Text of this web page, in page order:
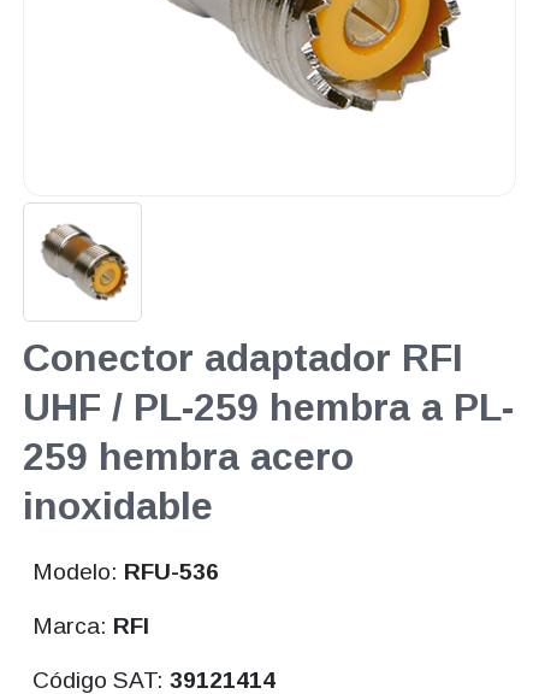
Conector adaptador RFI
UHF / PL-259 hembra a PL-
259 hembra acero
inoxidable
Modelo: RFU-536
Marca: RFI
Código SAT:39121414